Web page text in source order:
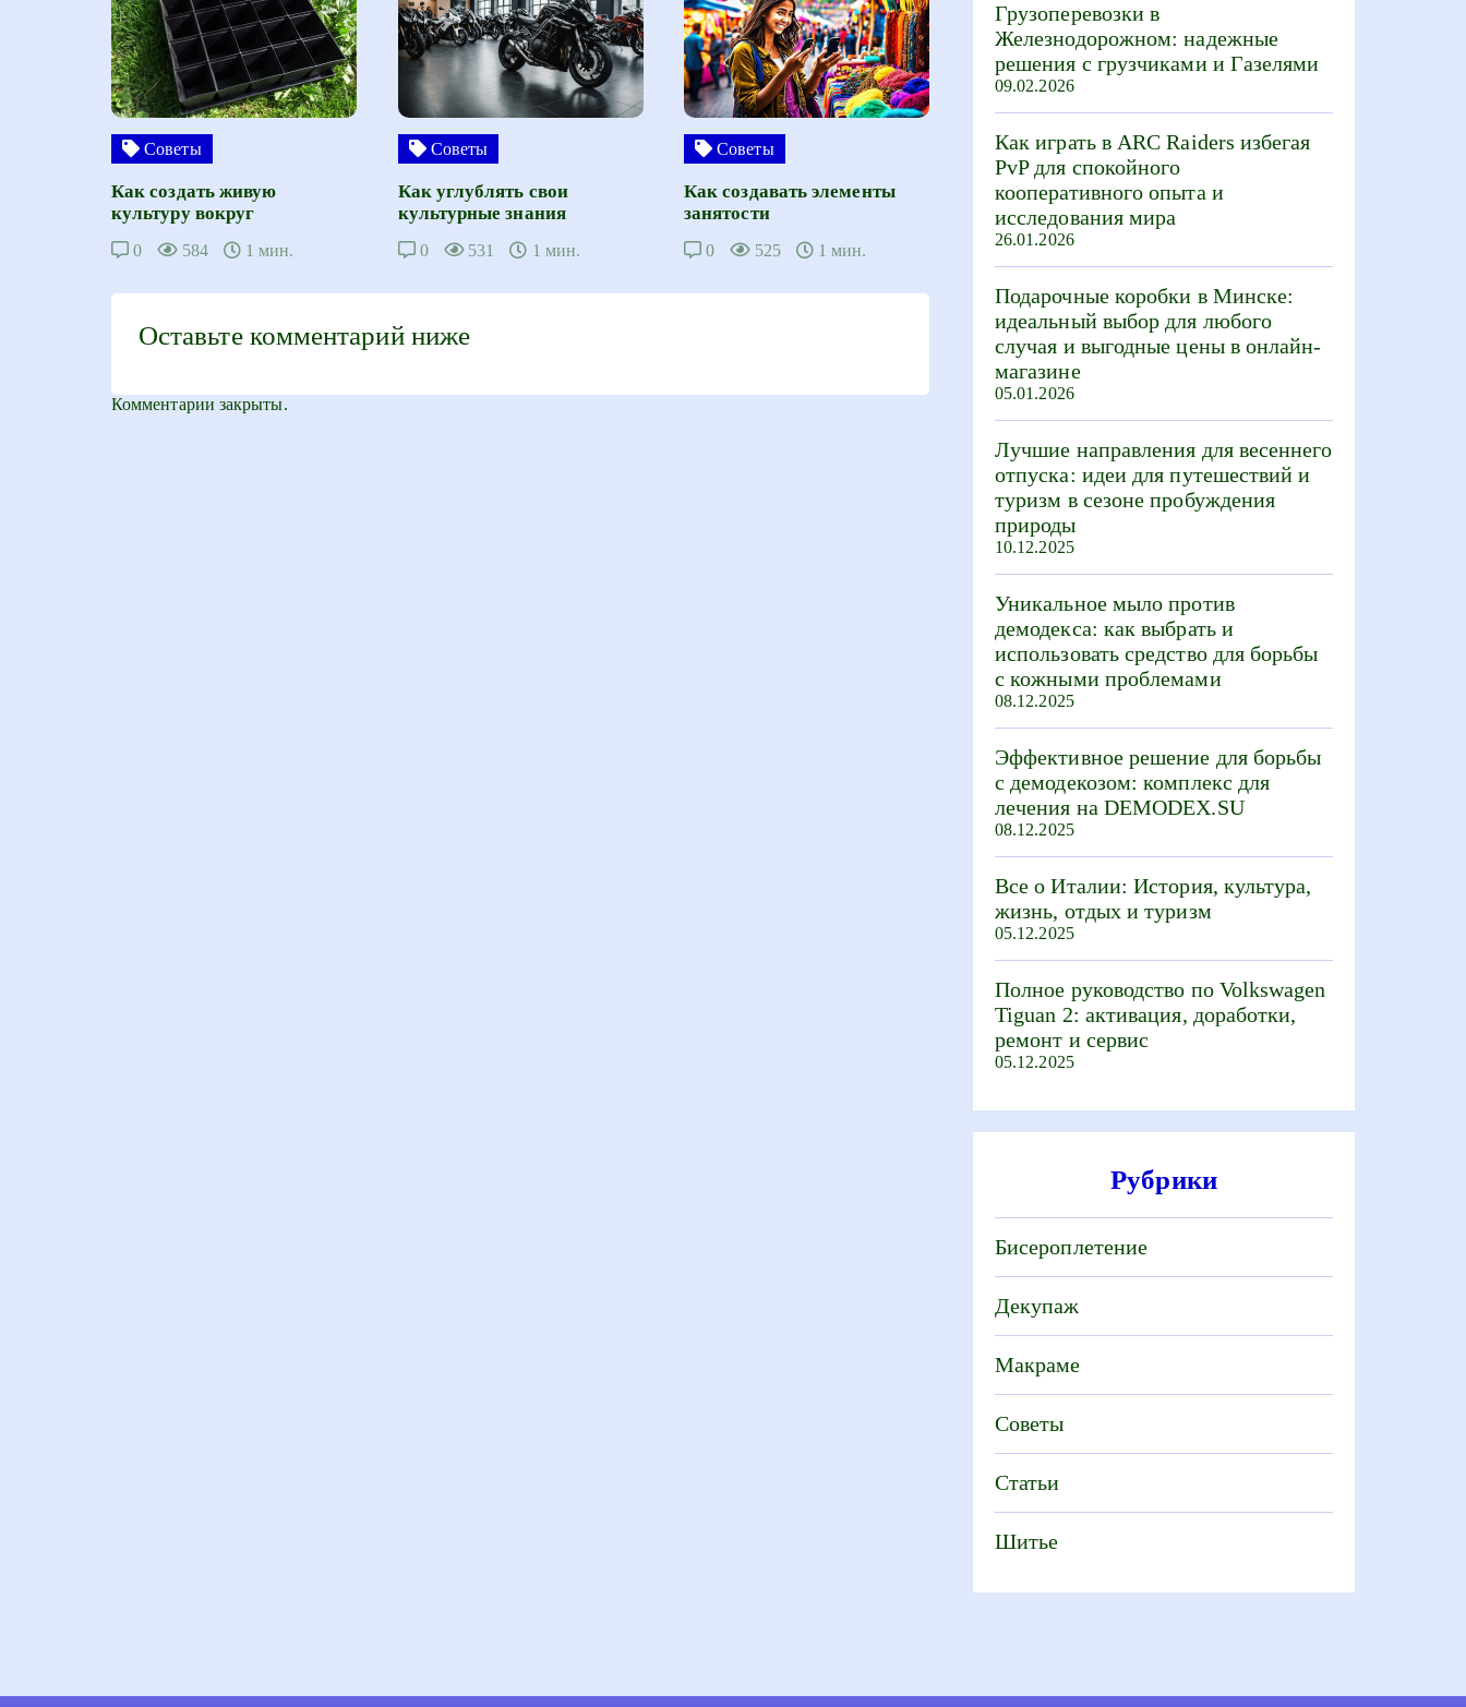
Советы
Как создать живую
культуру вокруг
0 584 1 мин.
Советы
Как углублять свои
культурные знания
0 531 1 мин.
Советы
Как создавать элементы
занятости
0 525 1 мин.
Оставьте комментарий ниже
Комментарии закрыты.
Грузоперевозки в
Железнодорожном: надежные
решения с грузчиками и Газелями
09.02.2026
Как играть в ARC Raiders избегая
PvP для спокойного
кооперативного опыта и
исследования мира
26.01.2026
Подарочные коробки в Минске:
идеальный выбор для любого
случая и выгодные цены в онлайн-
магазине
05.01.2026
Лучшие направления для весеннего
отпуска: идеи для путешествий и
туризм в сезоне пробуждения
природы
10.12.2025
Уникальное мыло против
демодекса: как выбрать и
использовать средство для борьбы
с кожными проблемами
08.12.2025
Эффективное решение для борьбы
с демодекозом: комплекс для
лечения на DEMODEX.SU
08.12.2025
Все о Италии: История, культура,
жизнь, отдых и туризм
05.12.2025
Полное руководство по Volkswagen
Tiguan 2: активация, доработки,
ремонт и сервис
05.12.2025
Рубрики
Бисероплетение
Декупаж
Макраме
Советы
Статьи
Шитье